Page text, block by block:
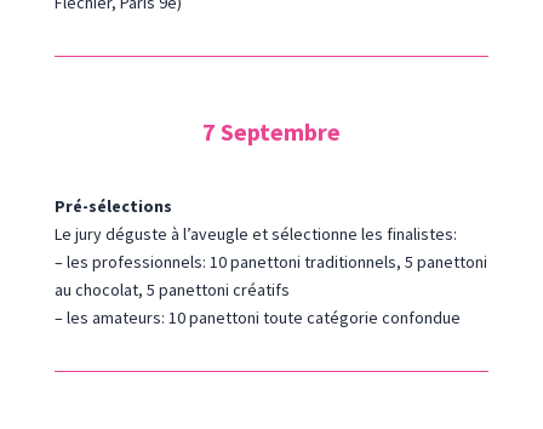
7 Septembre
Pré-sélections
Le jury déguste à l’aveugle et sélectionne les finalistes:
– les professionnels: 10 panettoni traditionnels, 5 panettoni
au chocolat, 5 panettoni créatifs
– les amateurs: 10 panettoni toute catégorie confondue